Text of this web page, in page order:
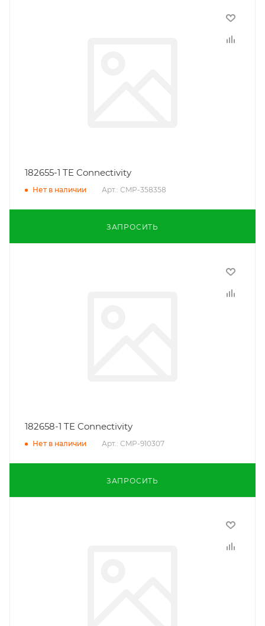
182655-1 TE Connectivity
Нет в наличии Арт.: CMP-358358
ЗАПРОСИТЬ
182658-1 TE Connectivity
Нет в наличии Арт.: CMP-910307
ЗАПРОСИТЬ